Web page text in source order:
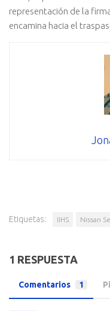
representación de la
encamina hacia el
Etiquetas: IIHS Nissan
1 RESPUESTA
Comentarios 1